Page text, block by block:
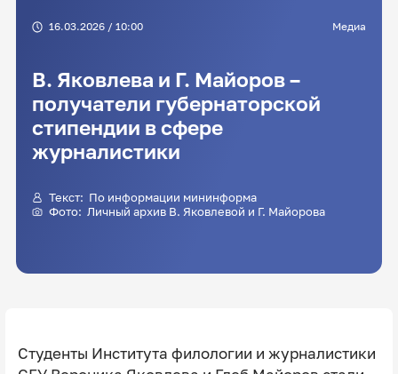
16.03.2026 / 10:00 Медиа
В. Яковлева и Г. Майоров –
получатели губернаторской
стипендии в сфере
журналистики
Текст: По информации мининформа
Фото: Личный архив В. Яковлевой и Г. Майорова
Студенты Института филологии и журналистики